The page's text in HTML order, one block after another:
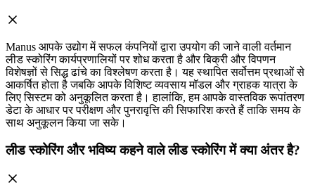
Manus आपके उद्योग में सफल कंपनियों द्वारा उपयोग की जाने वाली वर्तमान
लीड स्कोरिंग कार्यप्रणालियों पर शोध करता है और बिक्री और विपणन
विशेषज्ञों से सिद्ध ढांचे का विश्लेषण करता है। यह स्थापित सर्वोत्तम प्रथाओं से
आकर्षित होता है जबकि आपके विशिष्ट व्यवसाय मॉडल और ग्राहक यात्रा के
लिए सिस्टम को अनुकूलित करता है। हालांकि, हम आपके वास्तविक रूपांतरण
डेटा के आधार पर परीक्षण और पुनरावृत्ति की सिफारिश करते हैं ताकि समय के
साथ अनुकूलन किया जा सके।
लीड स्कोरिंग और भविष्य कहने वाले लीड स्कोरिंग में क्या अंतर है?